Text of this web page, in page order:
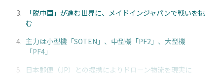
3.
「脱中国」が進む世界に、メイドインジャパンで戦いを挑
む
4. 主力は小型機「SOTEN」、中型機「PF2」、大型機
「PF4」
5.
日本郵便（JP）との提携によりドローン物流を現実に